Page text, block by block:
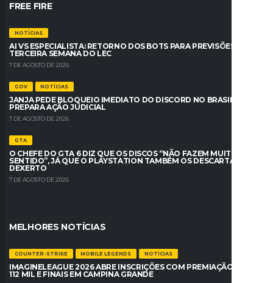
FREE FIRE
NOTÍCIAS
AI VS ESPECIALISTA: RETORNO DOS BOTS PARA PREVISÕES DA
TERCEIRA SEMANA DO LEC
7 DE AGOSTO DE 2026
GOV NOTÍCIAS
JANJA PEDE BLOQUEIO IMEDIATO DO DISCORD NO BRASIL E AGU
PREPARA AÇÃO JUDICIAL
7 DE AGOSTO DE 2026
GTA
O CHEFE DO GTA 6 DIZ QUE OS DISCOS “NÃO FAZEM MUITO
SENTIDO”, JÁ QUE O PLAYSTATION TAMBÉM OS DESCARTA –
DEXERTO
7 DE AGOSTO DE 2026
MELHORES NOTÍCIAS
COUNTER-STRIKE MOBILE LEGENDS NOTÍCIAS
IMAGINELEAGUE 2026 ABRE INSCRIÇÕES COM PREMIAÇÃO DE R$
112 MIL E FINAIS EM CAMPINA GRANDE